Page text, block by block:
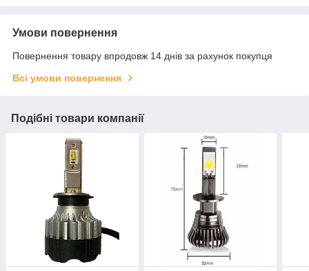
Умови повернення
Повернення товару впродовж 14 днів за рахунок покупця
Всі умови повернення
Подібні товари компанії